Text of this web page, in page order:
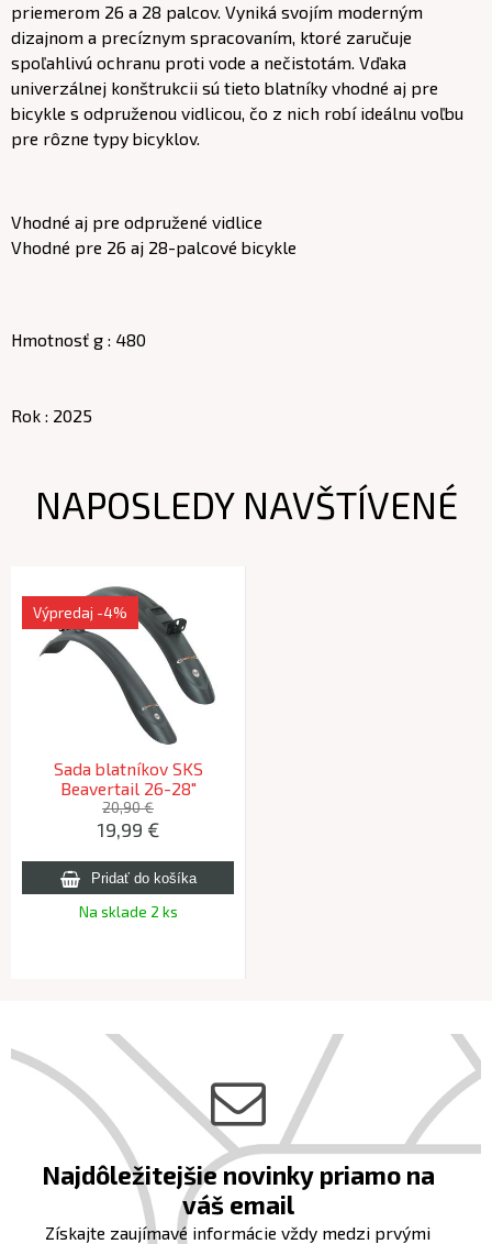
priemerom 26 a 28 palcov. Vyniká svojím moderným
dizajnom a precíznym spracovaním, ktoré zaručuje
spoľahlivú ochranu proti vode a nečistotám. Vďaka
univerzálnej konštrukcii sú tieto blatníky vhodné aj pre
bicykle s odpruženou vidlicou, čo z nich robí ideálnu voľbu
pre rôzne typy bicyklov.
Vhodné aj pre odpružené vidlice
Vhodné pre 26 aj 28-palcové bicykle
Hmotnosť g : 480
Rok : 2025
NAPOSLEDY NAVŠTÍVENÉ
Sada blatníkov SKS
Beavertail 26-28"
Výpredaj -4%
20,90 €
19,99 €
Na sklade 2 ks
Najdôležitejšie novinky priamo na
váš email
Získajte zaujímavé informácie vždy medzi prvými